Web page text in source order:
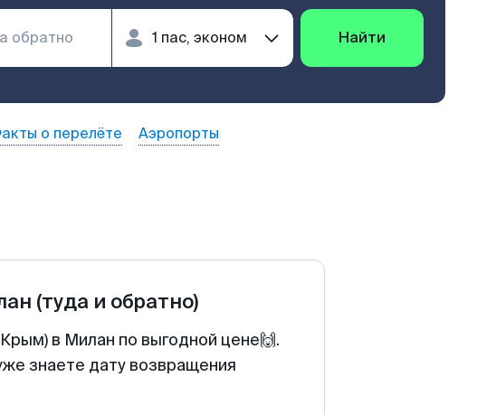
Найти
о перелёте Аэропорты
(туда и обратно)
в Милан по выгодной цене🙌.
знаете дату возвращения